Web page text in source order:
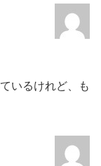
いるけれど、も